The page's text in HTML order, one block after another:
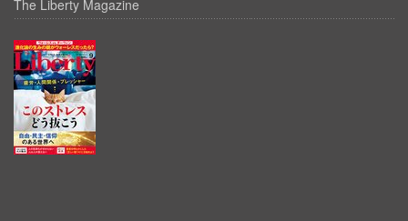
The Liberty Magazine